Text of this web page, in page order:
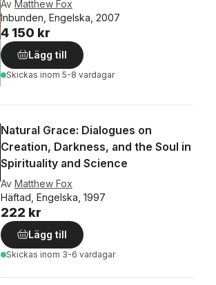
Av Matthew Fox
Inbunden, Engelska, 2007
4 150 kr
Lägg till
Skickas inom 5-8 vardagar
Natural Grace: Dialogues on
Creation, Darkness, and the Soul in
Spirituality and Science
Av Matthew Fox
Häftad, Engelska, 1997
222 kr
Lägg till
Skickas inom 3-6 vardagar